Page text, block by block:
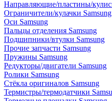
Направляющие/пластины/
Ограничители/кулачки Samsung
Оси Samsung
Пальцы отделения Samsung
Подшипники/втулки Samsung
Прочие запчасти Samsung
Пружины Samsung
Редукторы/двигатели Samsung
Ролики Samsung
Стёкла оригиналов Samsung
Термистры/термодатчики